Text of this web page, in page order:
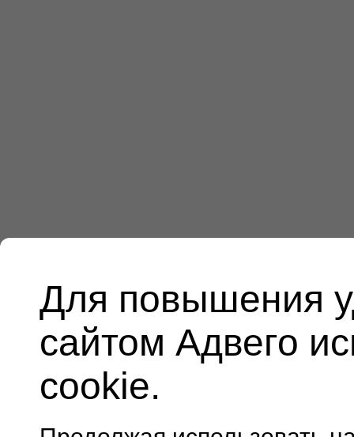
Для повышения
сайтом Адвего
cookie.